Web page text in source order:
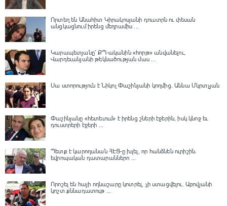
Որտեղ են Անահիտ Կիրակոսյանի դուստրն ու փեսան
անցկացնում իրենց մեղրամիս ...
Կարապետյանը՝ ՔՊ-ականին «հորթ» անվանելու,
Վարդեւանյանի թեկնածության մաս ...
Սա ստորություն է Նիկոլ Փաշինյանի կողմից․ Աննա Մկրտչյան
Փաշինյանը «հետեւում» է իրենց շների էջերին, իսկ կնոջ եւ
դուստրերի էջերի ...
Պետք է կարողանան ՀԷՑ-ը խլել, որ հանձնեն ուրիշին.
եվրոպական դատարաններո ...
Որոշել են հայի ողնաշարը կոտրել, չի ստացվելու․ Աբովյանի
կոշտ քննադատութ ...